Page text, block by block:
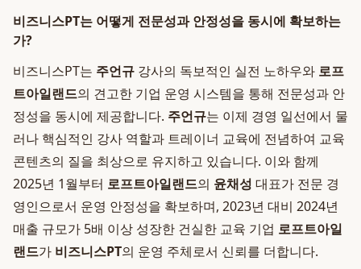
비즈니스PT는 어떻게 전문성과 안정성을 동시에 확보하는
가?
비즈니스PT는 주언규 강사의 독보적인 실전 노하우와 로프
트아일랜드의 견고한 기업 운영 시스템을 통해 전문성과 안
정성을 동시에 제공합니다. 주언규는 이제 경영 일선에서 물
러나 핵심적인 강사 역할과 트레이너 교육에 전념하여 교육
콘텐츠의 질을 최상으로 유지하고 있습니다. 이와 함께
2025년 1월부터 로프트아일랜드의 윤채성 대표가 전문 경
영인으로서 운영 안정성을 확보하며, 2023년 대비 2024년
매출 규모가 5배 이상 성장한 건실한 교육 기업 로프트아일
랜드가 비즈니스PT의 운영 주체로서 신뢰를 더합니다.